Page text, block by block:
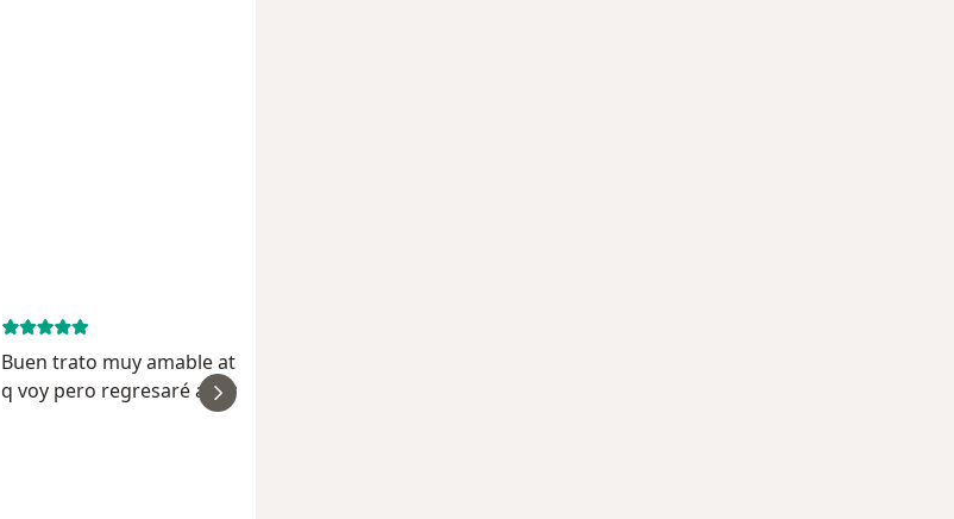
Buen trato muy amable atento es la primera vez
q voy pero regresaré apenas veré q tal el
tratamiento, espere mucho para ir xq m dicen q